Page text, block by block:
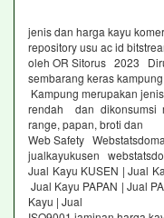
jenis dan harga kayu
repository usu ac id
oleh OR Sitorus ‎2023
sembarang keras
Kampung merupakan
rendah dan dikonsumsi
range, papan, broti dan
Web Safety
jualkayukusen
Jual Kayu KUSEN | Jual
Jual Kayu PAPAN | Jual
Kayu | Jual